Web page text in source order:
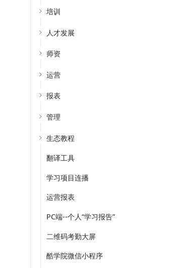
培训
人才发展
师资
运营
报表
管理
生态教程
翻译工具
学习项目连播
运营报表
PC端--个人“学习报告”
二维码考勤大屏
酷学院微信小程序